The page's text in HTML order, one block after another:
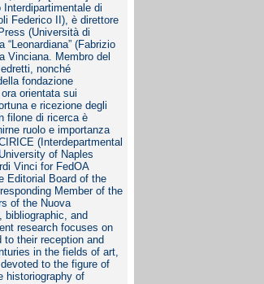
di
Federico II), è direttore
(Università di
(Fabrizio
Vinciana. Membro del
nonché
fondazione
orientata sui
e ricezione degli
filone di ricerca è
ruolo e importanza
(Interdepartmental
of Naples
Vinci for FedOA
Editorial Board of the
Member of the
of the Nuova
bibliographic, and
research focuses on
to their reception and
in the fields of art,
to the figure of
historiography of